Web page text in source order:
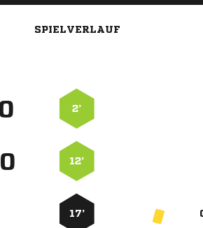
SPIELVERLAUF
 2’
 12’
17’